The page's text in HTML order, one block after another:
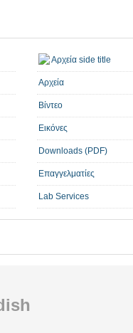
Αρχεία
Βίντεο
Εικόνες
Downloads (PDF)
Επαγγελματίες
Lab Services